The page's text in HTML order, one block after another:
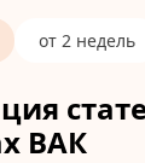
от 2 недель
ВАК